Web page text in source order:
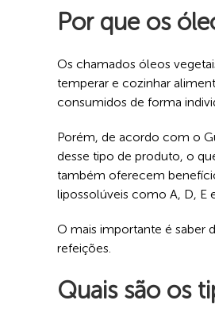
Por que os
Os chamados óleos
temperar e cozinhar
consumidos de forma
Porém, de acordo com o
desse tipo de produto, o
também oferecem
lipossolúveis como A, D, E
O mais importante é saber
refeições.
Quais são os